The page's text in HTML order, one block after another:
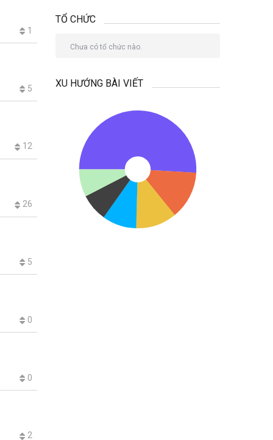
1
5
12
26
5
0
0
2
TỔ CHỨC
Chưa có tổ chức nào.
XU HƯỚNG BÀI VIẾT